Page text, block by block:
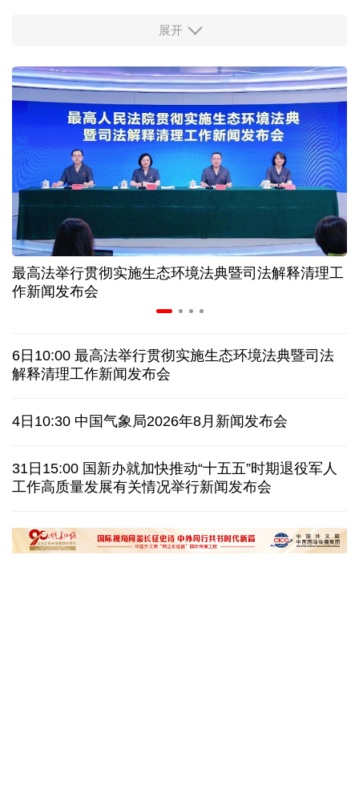
服务实体经济 财政金融打出“组合拳”
让药品更好触达患者 网络平台成多款新药首发渠道
科创转型到全球布局 上海出台规划让民企敢闯敢投
7月份中国仓储指数保持扩张 行业运行韧性较强
金价大反弹！黄金以旧换新业务火热，记者探访
宇树科技战略配售名单公布:DeepSeek、腾讯等在列
特朗普再签行政令 禁止“生育旅游”收紧“出生公民权”
伊朗拟禁止敌对方通行霍尔木兹海峡 对违规者重罚
俄外交部说日本加速"再军事化"扰乱地区及全球安全
八国外长发表联合声明谴责以色列持续侵犯加沙地带
展开
最高法举行贯彻实施生态环境法典暨司法解释清理工
作新闻发布会
6日10:00 最高法举行贯彻实施生态环境法典暨司法
解释清理工作新闻发布会
4日10:30 中国气象局2026年8月新闻发布会
31日15:00 国新办就加快推动“十五五”时期退役军人
工作高质量发展有关情况举行新闻发布会